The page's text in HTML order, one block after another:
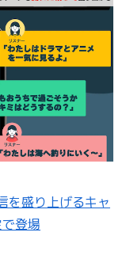
盛り上げるキャ
登場